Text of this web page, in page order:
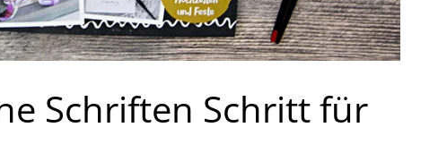
Schriften Schritt für